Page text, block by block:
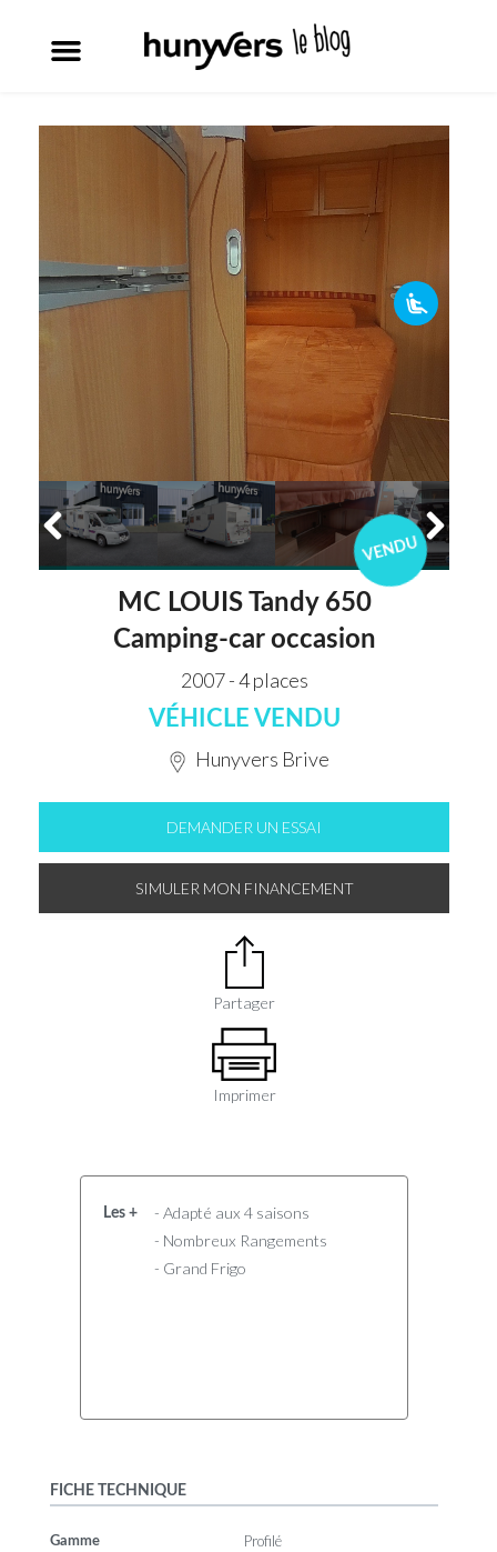
VENDU
MC LOUIS Tandy 650
Camping-car occasion
2007 - 4 places
VÉHICLE VENDU
Hunyvers Brive
DEMANDER UN ESSAI
SIMULER MON FINANCEMENT
Partager
Imprimer
Les +
- Adapté aux 4 saisons
- Nombreux Rangements
- Grand Frigo
FICHE TECHNIQUE
Gamme Profilé